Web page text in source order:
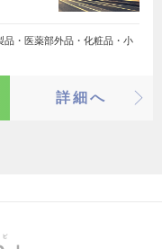
品・医薬部外品・化粧品・小
詳細へ